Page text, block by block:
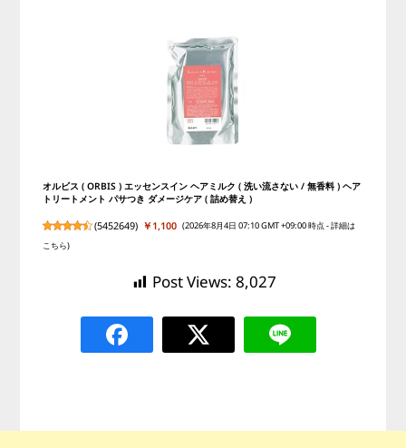
オルビス ( ORBIS ) エッセンスイン ヘアミルク ( 洗い流さない / 無香料 ) ヘア
トリートメント パサつき ダメージケア ( 詰め替え )
(5452649) ￥1,100 (2026年8月4日 07:10 GMT +09:00 時点 -詳細は
こちら)
Post Views: 8,027